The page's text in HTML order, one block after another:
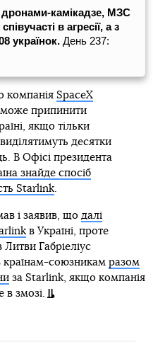
дронами-камікадзе, МЗС
в агресії, а з
українок. День 237:
компанія SpaceX
припинити
якщо тільки
десятки
В Офісі президента
знайде спосіб
Starlink.
і заявив, що далі
в Україні, проте
Габріеліус
країнам-союзникам разом
за Starlink, якщо компанія
в змозі.